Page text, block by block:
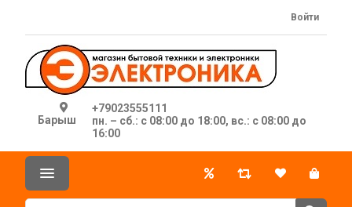
Барыш
+79023555111
пн. – сб.: с 08:00 до 18:00, вс.: с 08:00 до
16:00
Войти